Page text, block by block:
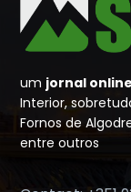
um jornal
Interior,
Fornos de
entre outros